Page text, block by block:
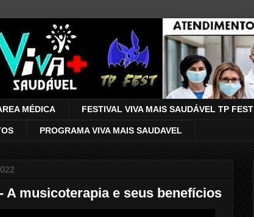
MÉDICA FESTIVAL VIVA MAIS SAUDÁVEL TP FEST
PROGRAMA VIVA MAIS SAUDAVEL
A musicoterapia e seus benefícios